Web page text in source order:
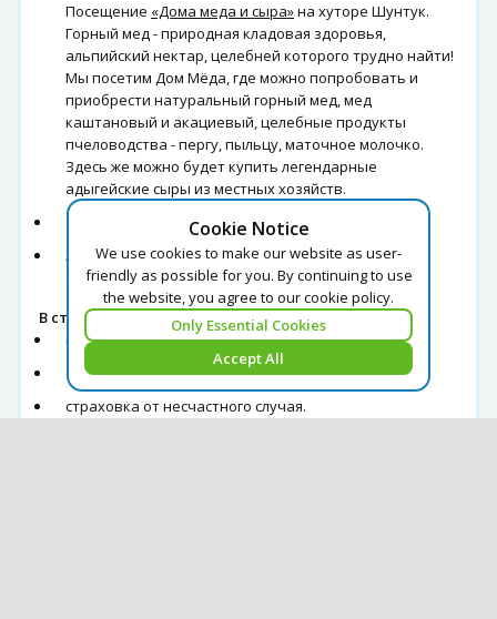
Посещение «Дома меда и сыра»на хуторе Шунтук.
Горный мед - природная кладовая здоровья,
альпийский нектар, целебней которого трудно найти!
Мы посетим Дом Мёда, где можно попробовать и
приобрести натуральный горный мед, мед
каштановый и акациевый, целебные продукты
пчеловодства - пергу, пыльцу, маточное молочко.
Здесь же можно будет купить легендарные
адыгейские сыры из местных хозяйств.
17:00 Выезд группы.
20:30 Прибытие в Краснодар (время указано
ориентировочно).
В стоимость экскурсии включено:
проезд на комфортабельном автобусе;
сопровождение;
страховка от несчастного случая.
Cookie Notice
We use cookies to make our website as user-
friendly as possible for you. By continuing to use
the website, you agree to our cookie policy.
Only Essential Cookies
Accept All